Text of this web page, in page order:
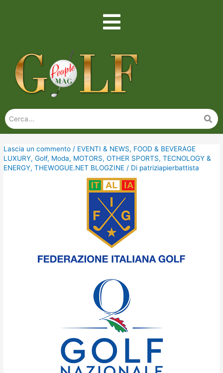
Lascia un commento / EVENTI & NEWS, FOOD & BEVERAGE
LUXURY,Golf, Moda, MOTORS,OTHER SPORTS,TECNOLOGY &
ENERGY,THEWOGUE.NET BLOGZINE / Di patriziapierbattista